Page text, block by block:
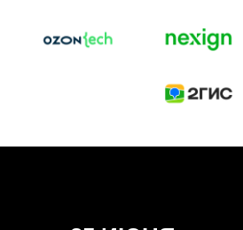
к построению бизнеса и созданию технологий
И БИТВА АГЕНТОВ